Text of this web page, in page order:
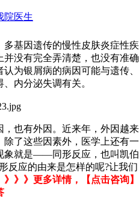
院医生
基因遗传的慢性皮肤炎症性疾
没有完全弄清楚，也没有准确
为银屑病的病因可能与遗传、
内分泌失调有关。
也有外因。近来年，外因越来
了这些因素外，医学上还有一
象就是——同形反应，也叫凯伯
反应的由来是怎样的呢?让我们
》》》更多详情，【点击咨询】